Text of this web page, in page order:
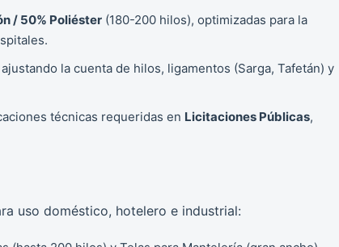
/ 50% Poliéster (180-200 hilos), optimizadas para la
ajustando la cuenta de hilos, ligamentos (Sarga, Tafetán) y
técnicas requeridas en Licitaciones Públicas,
uso doméstico, hotelero e industrial: